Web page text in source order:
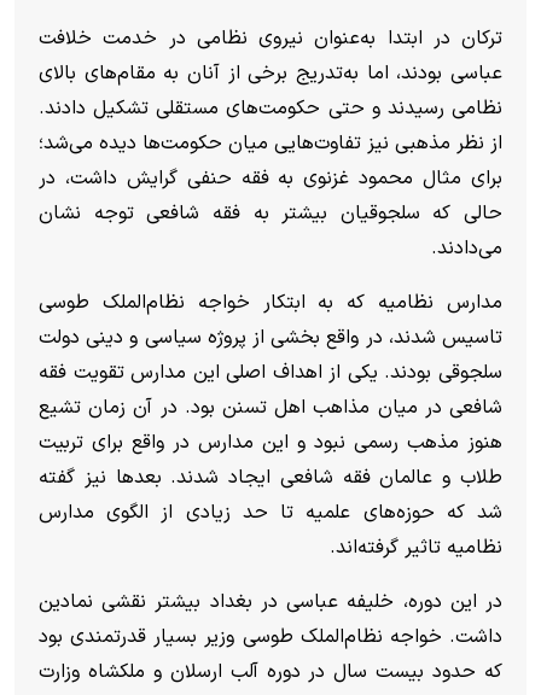
ترکان در ابتدا به‌عنوان نیروی نظامی در خدمت خلافت
عباسی بودند، اما به‌تدریج برخی از آنان به مقام‌های بالای
نظامی رسیدند و حتی حکومت‌های مستقلی تشکیل دادند.
از نظر مذهبی نیز تفاوت‌هایی میان حکومت‌ها دیده می‌شد؛
برای مثال محمود غزنوی به فقه حنفی گرایش داشت، در
حالی که سلجوقیان بیشتر به فقه شافعی توجه نشان
می‌دادند.
مدارس نظامیه که به ابتکار خواجه نظام‌الملک طوسی
تاسیس شدند، در واقع بخشی از پروژه سیاسی و دینی دولت
سلجوقی بودند. یکی از اهداف اصلی این مدارس تقویت فقه
شافعی در میان مذاهب اهل تسنن بود. در آن زمان تشیع
هنوز مذهب رسمی نبود و این مدارس در واقع برای تربیت
طلاب و عالمان فقه شافعی ایجاد شدند. بعدها نیز گفته
شد که حوزه‌های علمیه تا حد زیادی از الگوی مدارس
نظامیه تاثیر گرفته‌اند.
در این دوره، خلیفه عباسی در بغداد بیشتر نقشی نمادین
داشت. خواجه نظام‌الملک طوسی وزیر بسیار قدرتمندی بود
که حدود بیست سال در دوره آلب ارسلان و ملکشاه وزارت